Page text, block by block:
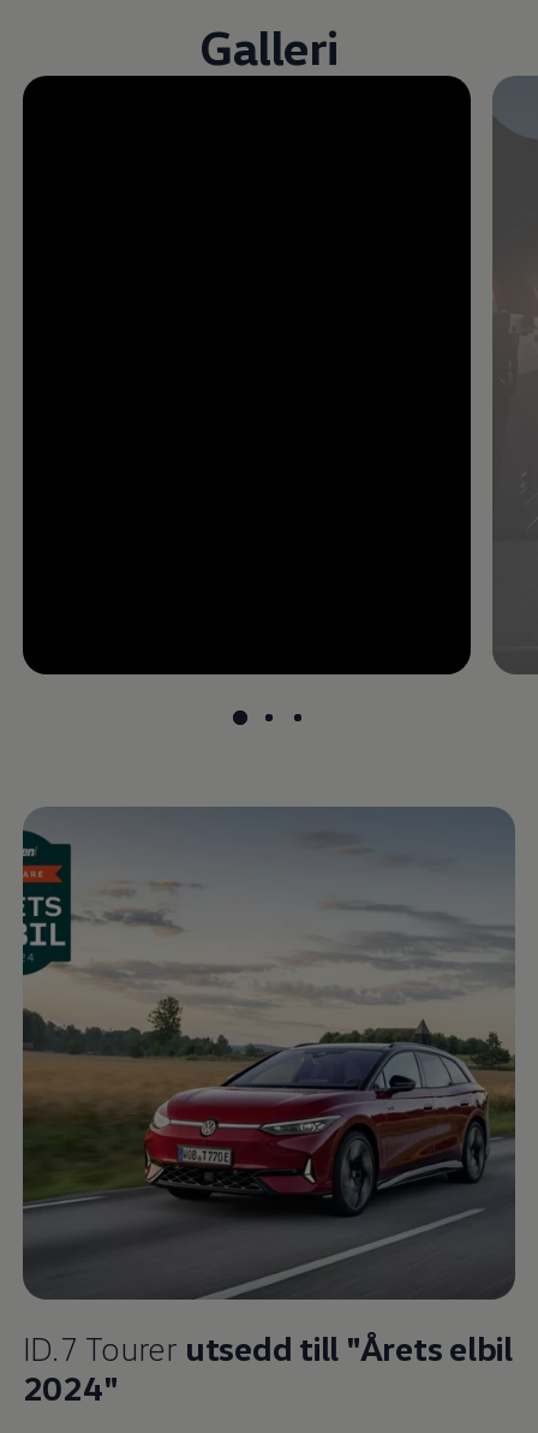
Galleri
Öppna helskärmsläge
återstående tid, --:--
ID.7 Tourer utsedd till "Årets elbil
2024"